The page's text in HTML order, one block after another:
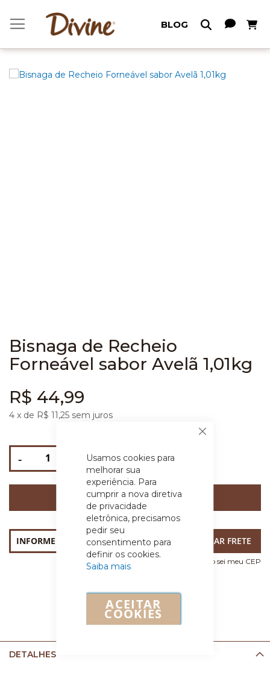
Fechar
Usamos cookies para
melhorar sua
experiência. Para
cumprir a nova diretiva
de privacidade
eletrônica, precisamos
pedir seu
consentimento para
definir os cookies.
Saiba mais
ACEITAR
COOKIES
BLOG Meu
Bisnaga de Recheio
Forneável sabor Avelã 1,01kg
R$ 44,99
4 x de R$ 11,25 sem juros
-
COMPRAR
Não sei meu CEP
DETALHES